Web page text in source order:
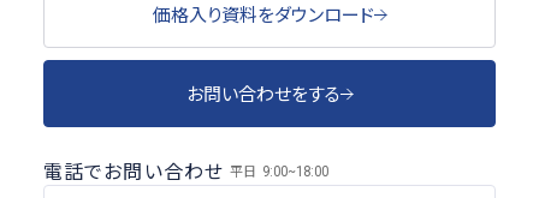
価格入り資料をダウンロード
お問い合わせをする
電話でお問い合わせ 平日 9:00~18:00